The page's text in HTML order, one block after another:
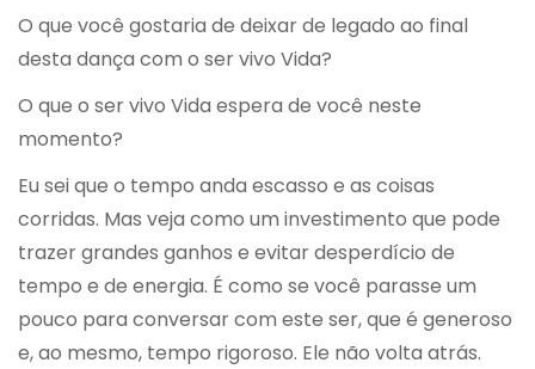
O que você gostaria de deixar de legado ao final
desta dança com o ser vivo Vida?
O que o ser vivo Vida espera de você neste
momento?
Eu sei que o tempo anda escasso e as coisas
corridas. Mas veja como um investimento que pode
trazer grandes ganhos e evitar desperdício de
tempo e de energia. É como se você parasse um
pouco para conversar com este ser, que é generoso
e, ao mesmo, tempo rigoroso. Ele não volta atrás.